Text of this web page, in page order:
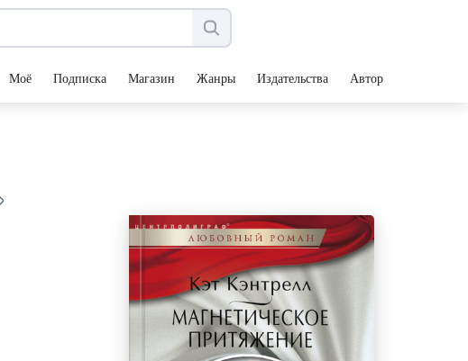
Моё Подписка Магазин Жанры Издательства Авторы